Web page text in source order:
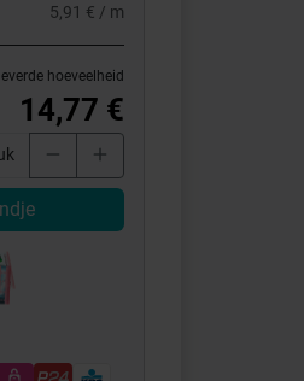
5,91 € / m
hoeveelheid
14,77 €